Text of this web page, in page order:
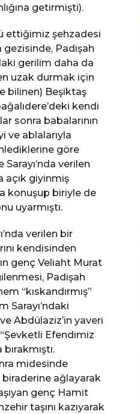
getirmişti).
ettiğimiz şehzadesi
gezisinde, Padişah
gerilim daha da
uzak durmak için
bilinen) Beşiktaş
kendi
sonra babalarının
ve ablalarıyla
göre
verilen
açık giyinmiş
konuşup biriyle de
uyarmıştı.
verilen bir
kendisinden
genç Veliaht Murat
Padişah
“kıskandırmış”
Sarayı’ndaki
ve Abdülaziz’in yaveri
Efendimiz
midesinde
biraderine ağlayarak
genç Hamit
taşını kazıyarak